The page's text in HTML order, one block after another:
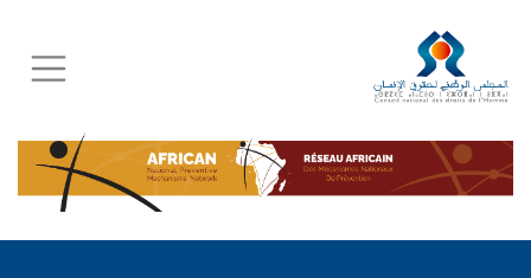
Skip
to
main
content